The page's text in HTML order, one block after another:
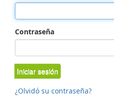
Contraseña
Iniciar sesión
¿Olvidó su contraseña?